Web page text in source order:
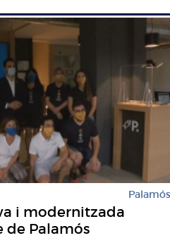
Palamós
i modernitzada
de Palamós